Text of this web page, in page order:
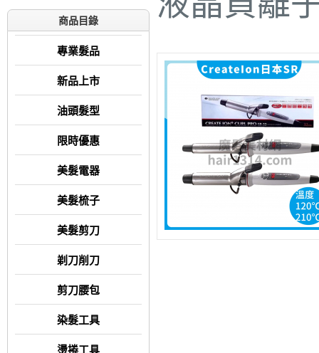
商品目錄
專業髮品
新品上市
油頭髮型
限時優惠
美髮電器
美髮梳子
美髮剪刀
剃刀削刀
剪刀腰包
染髮工具
燙捲工具